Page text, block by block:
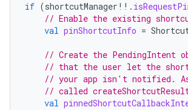
if (shortcutManager !! .
// Enable the existing
val pinShortcutInfo =
// Create the PendingIntent
// that the user let the
// your app isn't notified.
// called
val